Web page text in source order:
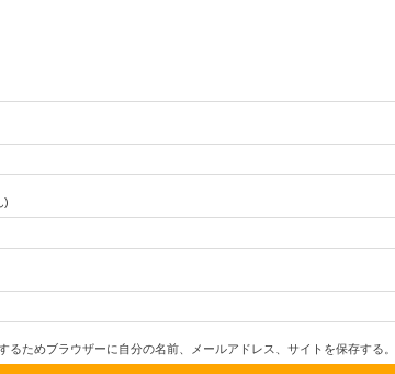
)
るためブラウザーに自分の名前、メールアドレス、サイトを保存する。